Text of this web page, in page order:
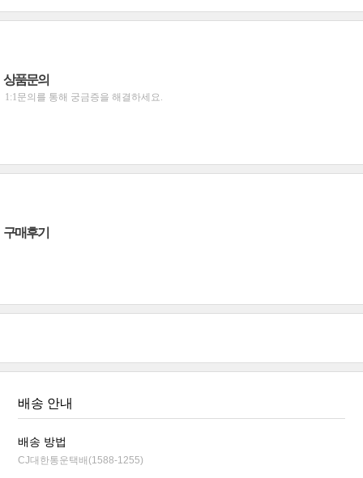
상품문의
1:1문의를 통해 궁금증을 해결하세요.
구매후기
배송 안내
배송 방법
CJ대한통운택배(1588-1255)